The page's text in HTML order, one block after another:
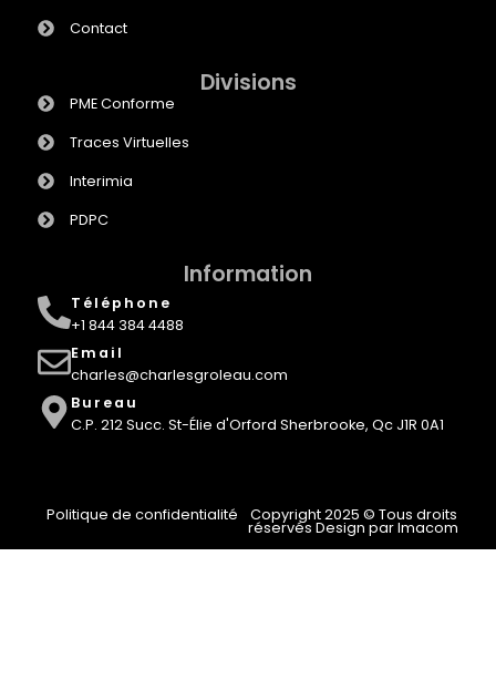
Contact
Divisions
PME Conforme
Traces Virtuelles
Interimia
PDPC
Information
Téléphone
+1 844 384 4488
Email
charles@charlesgroleau.com
Bureau
C.P. 212 Succ. St-Élie d'Orford Sherbrooke, Qc J1R 0A1
Politique de confidentialité Copyright 2025 © Tous droits
réservés Design par Imacom